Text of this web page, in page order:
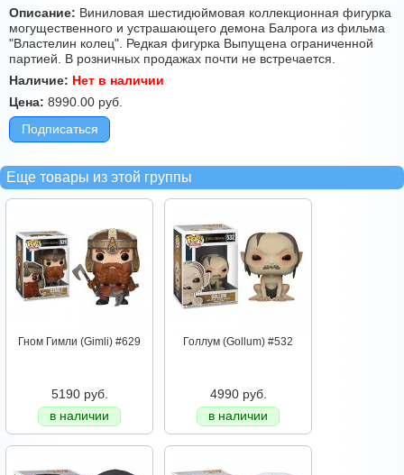
Описание: Виниловая шестидюймовая коллекционная фигурка
могущественного и устрашающего демона Балрога из фильма
"Властелин колец". Редкая фигурка Выпущена ограниченной
партией. В розничных продажах почти не встречается.
Наличие: Нет в наличии
Цена: 8990.00 руб.
Подписаться
Еще товары из этой группы
Гном Гимли (Gimli) #629
5190 руб.
в наличии
Голлум (Gollum) #532
4990 руб.
в наличии